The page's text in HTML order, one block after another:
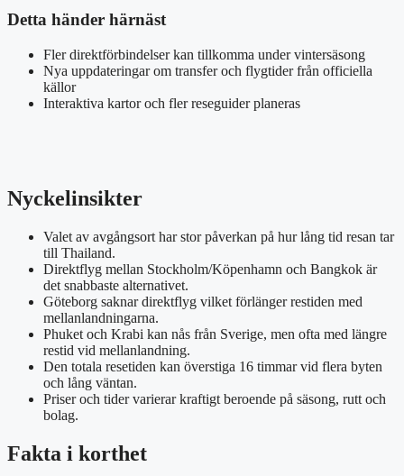
Detta händer härnäst
Fler direktförbindelser kan tillkomma under vintersäsong
Nya uppdateringar om transfer och flygtider från officiella
källor
Interaktiva kartor och fler reseguider planeras
Nyckelinsikter
Valet av avgångsort har stor påverkan på hur lång tid resan tar
till Thailand.
Direktflyg mellan Stockholm/Köpenhamn och Bangkok är
det snabbaste alternativet.
Göteborg saknar direktflyg vilket förlänger restiden med
mellanlandningarna.
Phuket och Krabi kan nås från Sverige, men ofta med längre
restid vid mellanlandning.
Den totala resetiden kan överstiga 16 timmar vid flera byten
och lång väntan.
Priser och tider varierar kraftigt beroende på säsong, rutt och
bolag.
Fakta i korthet